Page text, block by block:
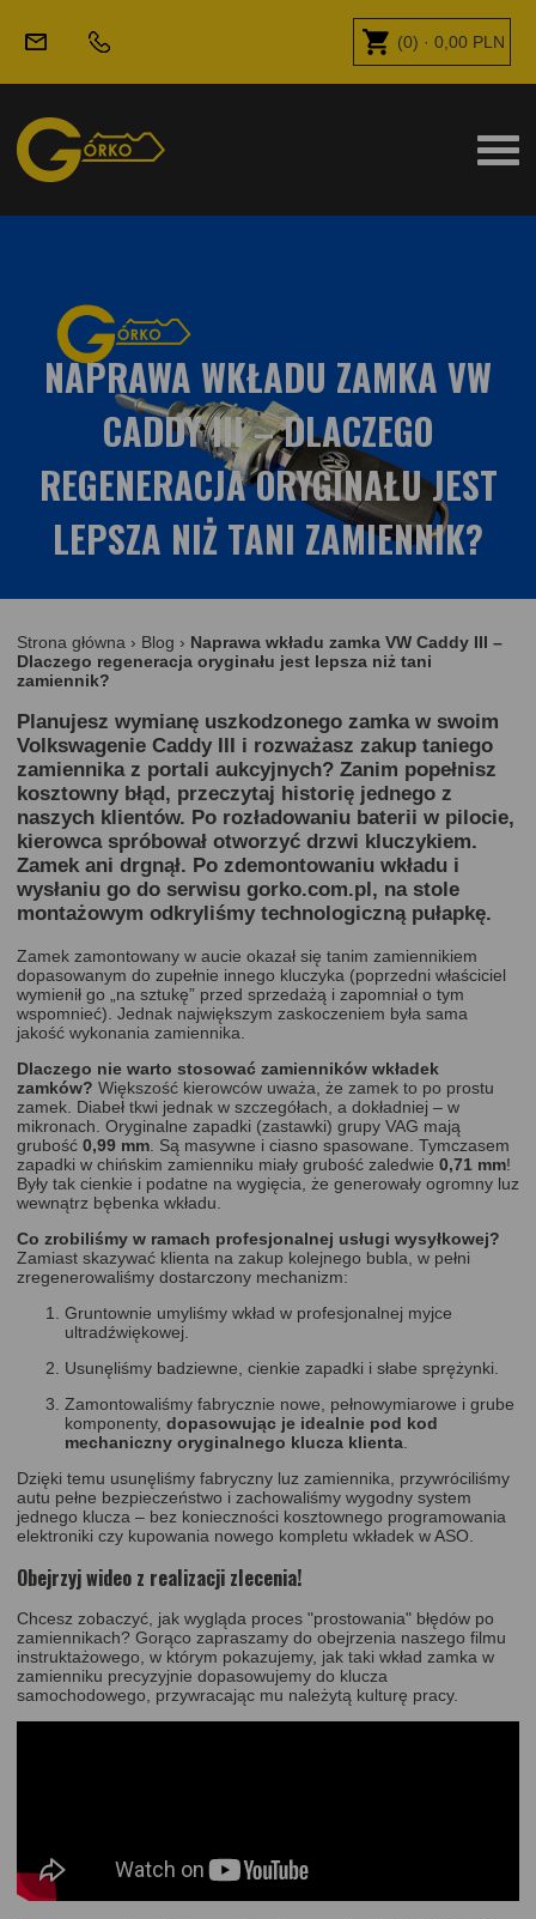
(0) · 0,00 PLN
NAPRAWA WKŁADU ZAMKA VW
CADDY III – DLACZEGO
REGENERACJA ORYGINAŁU JEST
LEPSZA NIŻ TANI ZAMIENNIK?
Strona główna › Blog › Naprawa wkładu zamka VW Caddy III –
Dlaczego regeneracja oryginału jest lepsza niż tani
zamiennik?
Planujesz wymianę uszkodzonego zamka w swoim
Volkswagenie Caddy III i rozważasz zakup taniego
zamiennika z portali aukcyjnych? Zanim popełnisz
kosztowny błąd, przeczytaj historię jednego z
naszych klientów. Po rozładowaniu baterii w pilocie,
kierowca spróbował otworzyć drzwi kluczykiem.
Zamek ani drgnął. Po zdemontowaniu wkładu i
wysłaniu go do serwisu gorko.com.pl, na stole
montażowym odkryliśmy technologiczną pułapkę.
Zamek zamontowany w aucie okazał się tanim zamiennikiem
dopasowanym do zupełnie innego kluczyka (poprzedni właściciel
wymienił go „na sztukę” przed sprzedażą i zapomniał o tym
wspomnieć). Jednak największym zaskoczeniem była sama
jakość wykonania zamiennika.
Dlaczego nie warto stosować zamienników wkładek
zamków? Większość kierowców uważa, że zamek to po prostu
zamek. Diabeł tkwi jednak w szczegółach, a dokładniej – w
mikronach. Oryginalne zapadki (zastawki) grupy VAG mają
grubość 0,99 mm . Są masywne i ciasno spasowane. Tymczasem
zapadki w chińskim zamienniku miały grubość zaledwie 0,71 mm!
Były tak cienkie i podatne na wygięcia, że generowały ogromny luz
wewnątrz bębenka wkładu.
Co zrobiliśmy w ramach profesjonalnej usługi wysyłkowej?
Zamiast skazywać klienta na zakup kolejnego bubla, w pełni
zregenerowaliśmy dostarczony mechanizm:
Gruntownie umyliśmy wkład w profesjonalnej myjce
ultradźwiękowej.
Usunęliśmy badziewne, cienkie zapadki i słabe sprężynki.
Zamontowaliśmy fabrycznie nowe, pełnowymiarowe i grube
komponenty, dopasowując je idealnie pod kod
mechaniczny oryginalnego klucza klienta
Dzięki temu usunęliśmy fabryczny luz zamiennika, przywróciliśmy
autu pełne bezpieczeństwo i zachowaliśmy wygodny system
jednego klucza – bez konieczności kosztownego programowania
elektroniki czy kupowania nowego kompletu wkładek w ASO.
Obejrzyj wideo z realizacji zlecenia!
Chcesz zobaczyć, jak wygląda proces "prostowania" błędów po
zamiennikach? Gorąco zapraszamy do obejrzenia naszego filmu
instruktażowego, w którym pokazujemy, jak taki wkład zamka w
zamienniku precyzyjnie dopasowujemy do klucza
samochodowego, przywracając mu należytą kulturę pracy.